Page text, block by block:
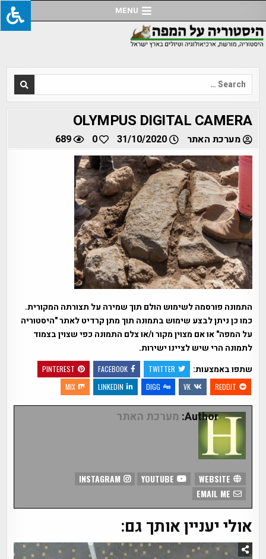
to
content
MENU
Search
for:
OLYMPUS DIGITAL CAMERA
מערכת האתר 31/10/2020
0
689
התמונה פורסמה לשימוש הולם תוך שמירה על תצורתה המקורית.
כמו כן ניתן לבצע שימוש בתמונה תוך מתן קרדיט לאתר "היסטוריה
על המפה" או אם מצוין מקור ו/או צלם התמונה כפי שצוין בצמוד
לתמונה הרי שיש לציינו ישירות.
שתפו באמצעות:
TWITTER
FACEBOOK
PINTEREST
REDDIT
VK
DIGG
LINKEDIN
MIX
Author: מערכת האתר
INSTAGRAM
אולי יעניין אותך גם: